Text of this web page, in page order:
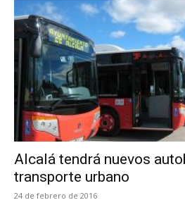
Alcalá tendrá nuevos
transporte urbano
24 de febrero de 2016